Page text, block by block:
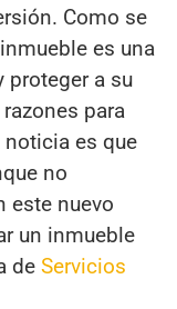
Como se
es una
proteger a su
para
es que
no
este nuevo
un inmueble
de Servicios